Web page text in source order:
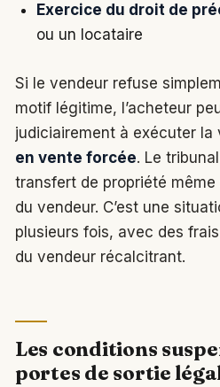
Exercice du droit de
ou un locataire
Si le vendeur refuse
motif légitime, l’acheteur
judiciairement à exécuter la
en vente forcée. Le
transfert de propriété
du vendeur. C’est une
plusieurs fois, avec des
du vendeur récalcitrant.
Les conditions
portes de sortie